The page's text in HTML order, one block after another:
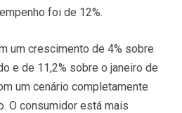
foi de 12%.
um crescimento de 4% sobre
e de 11,2% sobre o janeiro de
um cenário completamente
O consumidor está mais